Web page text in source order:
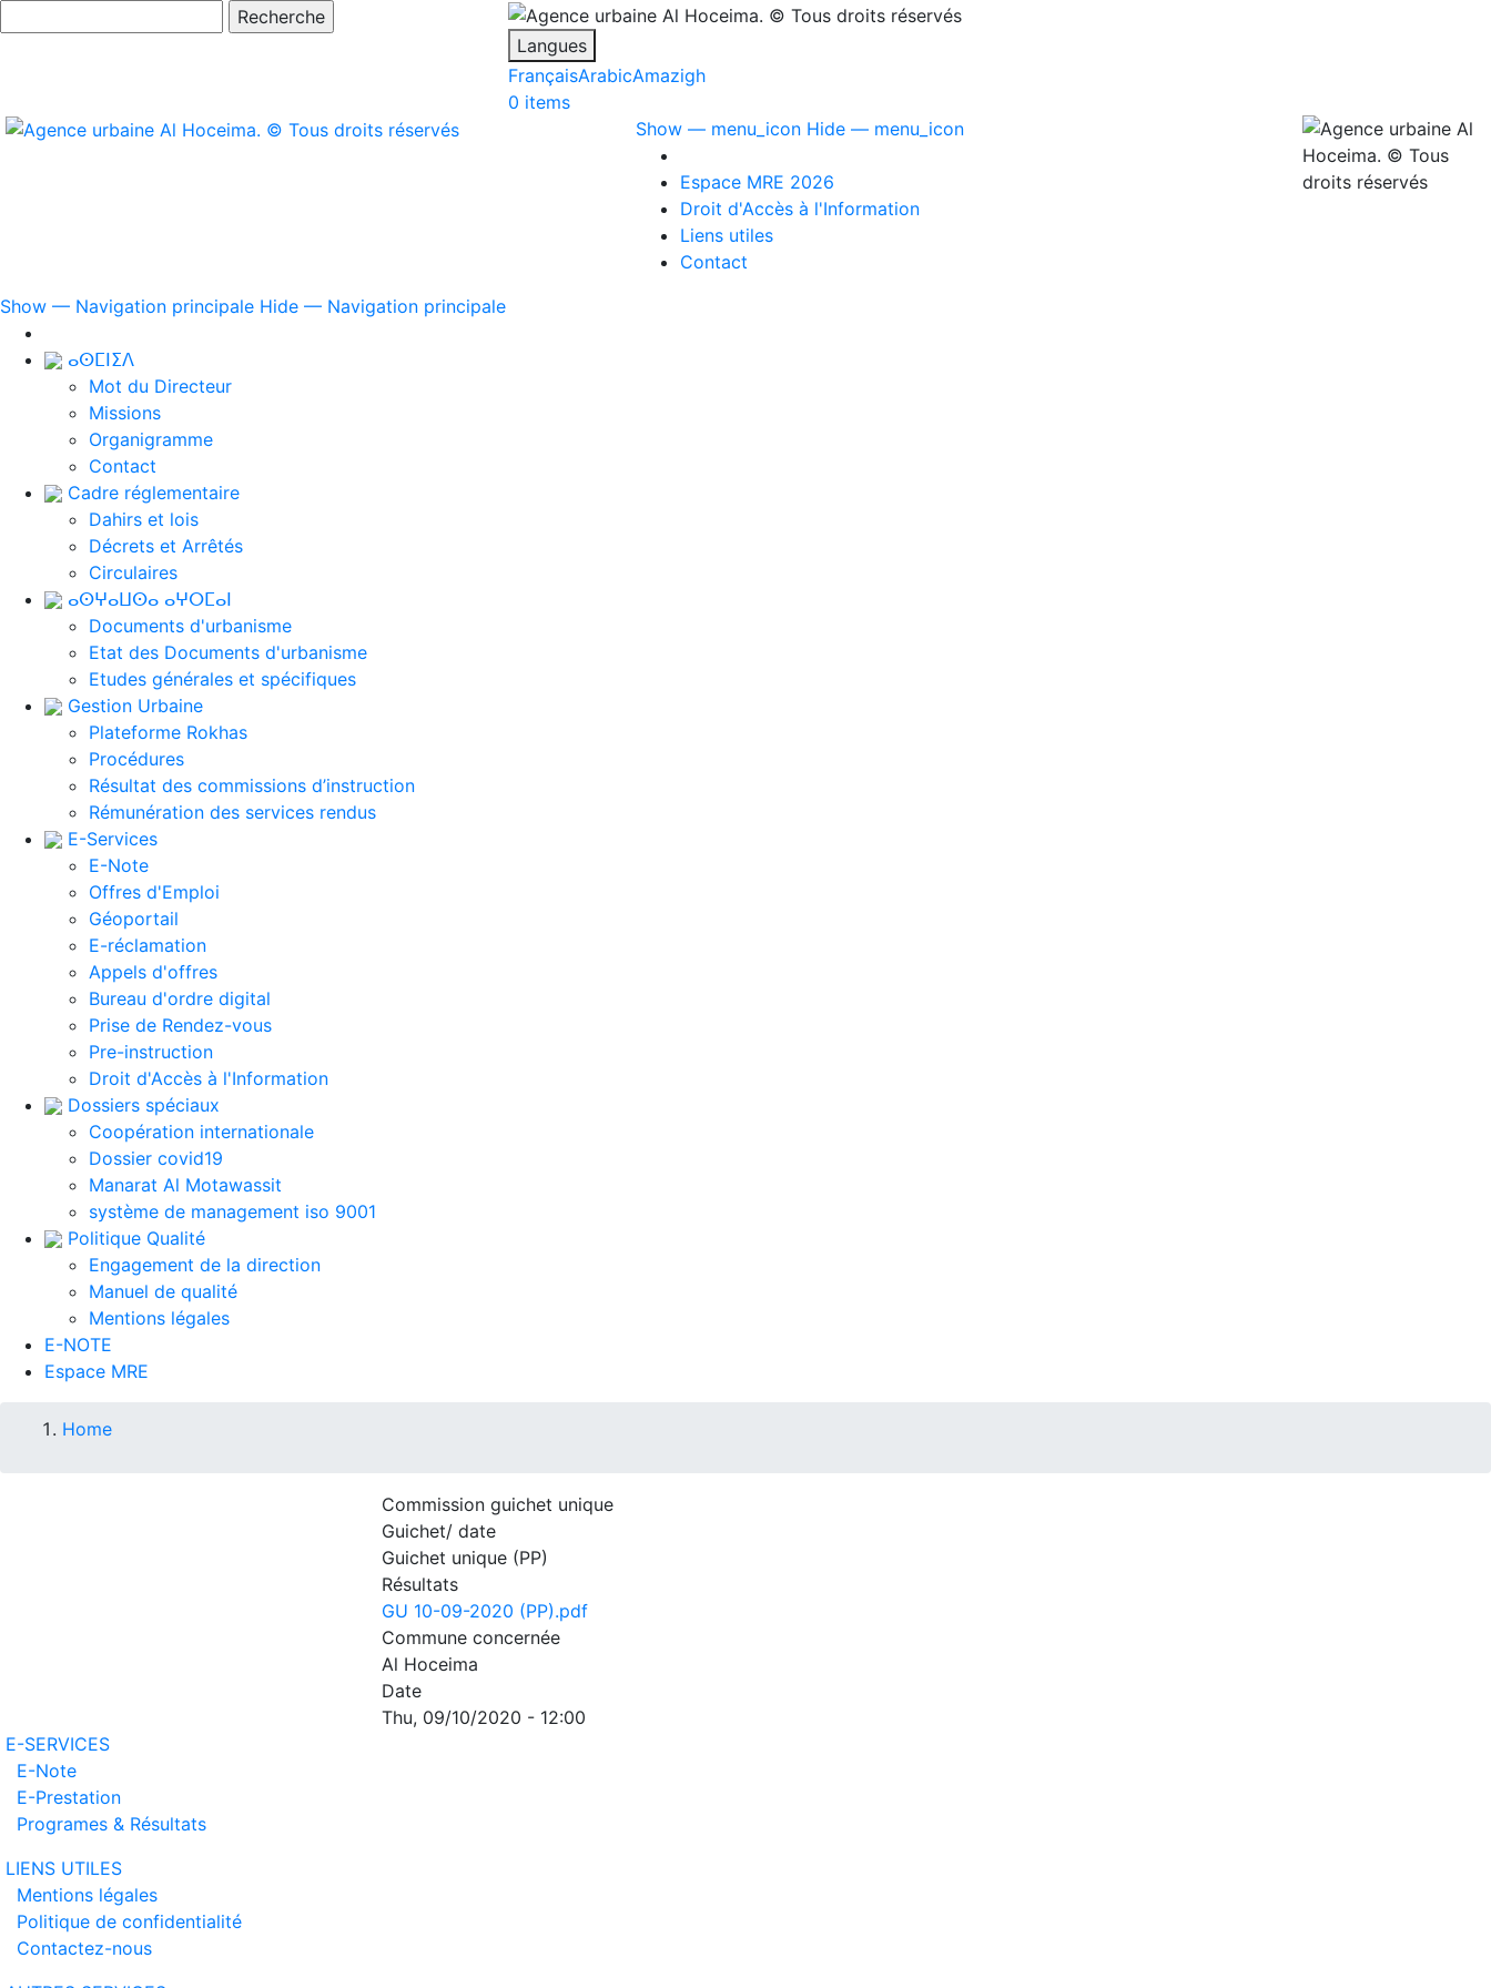
Langues
FrançaisArabicAmazigh
0 items
menu_icon
Show — menu_icon Hide — menu_icon
Espace MRE 2026
Droit d'Accès à l'Information
Liens utiles
Contact
Navigation
principale
Show — Navigation principale Hide — Navigation principale
ⴰⵙⵎⵏⵉⴷ
Mot du Directeur
Missions
Organigramme
Contact
Cadre réglementaire
Dahirs et lois
Décrets et Arrêtés
Circulaires
ⴰⵙⵖⴰⵡⵙⴰ ⴰⵖⵔⵎⴰⵏ
Documents d'urbanisme
Etat des Documents d'urbanisme
Etudes générales et spécifiques
Gestion Urbaine
Plateforme Rokhas
Procédures
Résultat des commissions d’instruction
Rémunération des services rendus
E-Services
E-Note
Offres d'Emploi
Géoportail
E-réclamation
Appels d'offres
Bureau d'ordre digital
Prise de Rendez-vous
Pre-instruction
Droit d'Accès à l'Information
Dossiers spéciaux
Coopération internationale
Dossier covid19
Manarat Al Motawassit
système de management iso 9001
Politique Qualité
Engagement de la direction
Manuel de qualité
Mentions légales
E-NOTE
Espace MRE
Breadcrumb
Home
Commission guichet unique
Guichet/ date
Guichet unique (PP)
Résultats
GU 10-09-2020 (PP).pdf
Commune concernée
Al Hoceima
Date
Thu, 09/10/2020 - 12:00
E-SERVICES
E-Note
E-Prestation
Programes & Résultats
LIENS UTILES
Mentions légales
Politique de confidentialité
Contactez-nous